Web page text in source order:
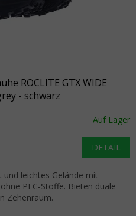
ROCLITE GTX WIDE
- schwarz
Auf Lager
DETAIL
und leichtes Gelände mit
PFC-Stoffe. Bieten duale
Zehenraum.